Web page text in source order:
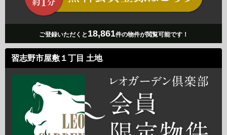
ご登録いただくと 18,861件の物件が閲覧可能です！
習志野市屋敷１丁目 土地